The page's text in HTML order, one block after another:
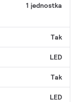
1 jednostka
Tak
LED
Tak
LED